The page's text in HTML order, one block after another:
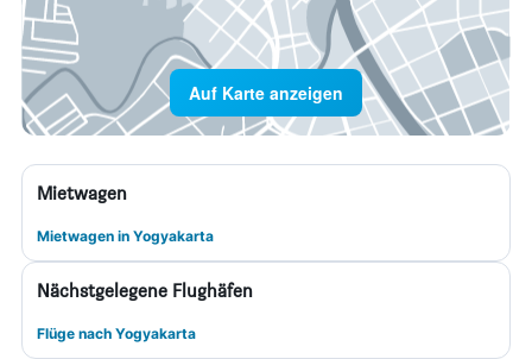
Auf Karte anzeigen
Mietwagen
Mietwagen in Yogyakarta
Nächstgelegene Flughäfen
Flüge nach Yogyakarta